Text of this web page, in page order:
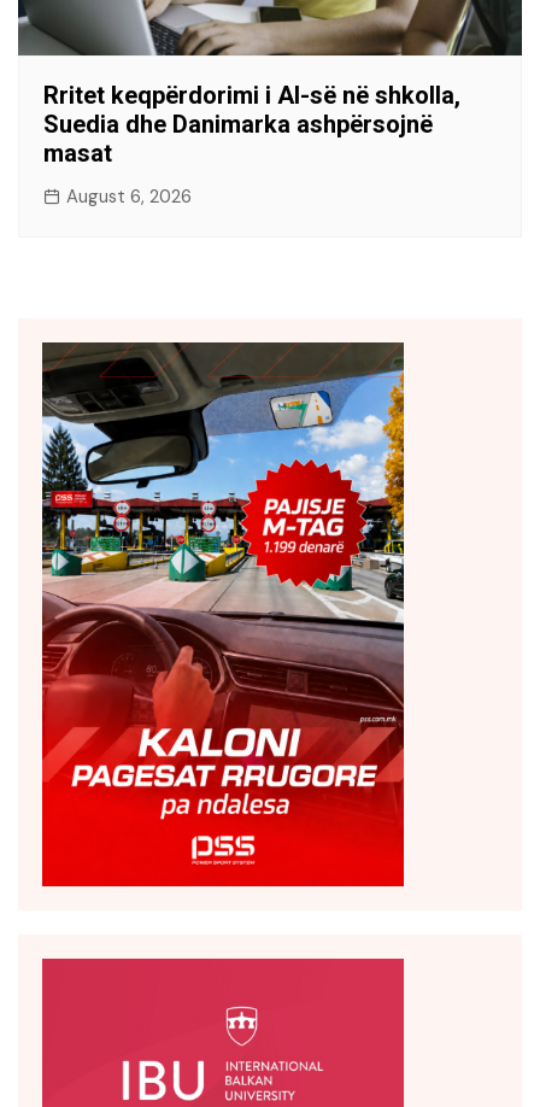
Rritet keqpërdorimi i AI-së në shkolla,
Suedia dhe Danimarka ashpërsojnë
masat
August 6, 2026